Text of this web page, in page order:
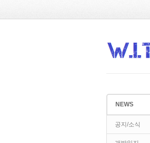
NEWS
공지/소식
Sketchbook5, 스케
Sketchbook5, 스케
Sketchbook5, 스케
Sketchbook5, 스케